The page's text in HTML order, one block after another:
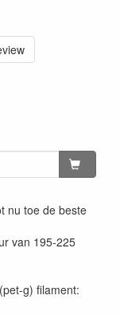
nu toe de beste
van 195-225
g) filament: